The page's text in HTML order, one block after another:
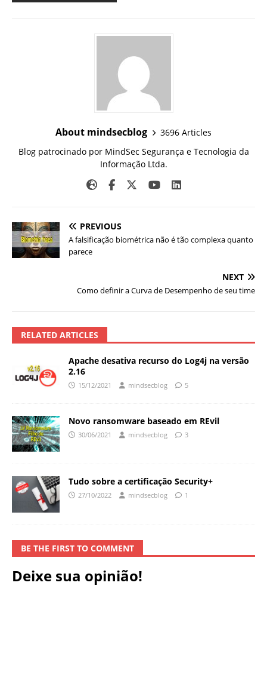
About mindsecblog
3696 Articles
Blog patrocinado por MindSec Segurança e Tecnologia da
Informação Ltda.
PREVIOUS
A falsificação biométrica não é tão complexa quanto
parece
NEXT
Como definir a Curva de Desempenho de seu time
RELATED ARTICLES
Apache desativa recurso do Log4j na versão
2.16
15/12/2021 mindsecblog 5
Novo ransomware baseado em REvil
30/06/2021 mindsecblog 3
Tudo sobre a certificação Security+
27/10/2022 mindsecblog 1
BE THE FIRST TO COMMENT
Deixe sua opinião!